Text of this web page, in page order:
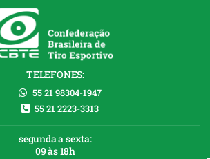
TELEFONES:
55 21 98304-1947
55 21 2223-3313
segunda a sexta:
09 às 18h